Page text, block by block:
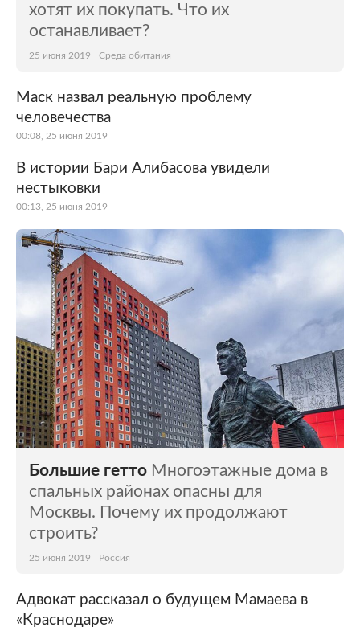
хотят их покупать. Что их
останавливает?
25 июня 2019 Среда обитания
Маск назвал реальную проблему
человечества
00:08, 25 июня 2019
В истории Бари Алибасова увидели
нестыковки
00:13, 25 июня 2019
Большие гетто Многоэтажные дома в
спальных районах опасны для
Москвы. Почему их продолжают
строить?
25 июня 2019 Россия
Адвокат рассказал о будущем Мамаева в
«Краснодаре»